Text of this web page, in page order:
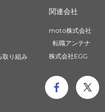
取り組み
関連会社
moto株式会社
転職アンテナ
株式会社EGG